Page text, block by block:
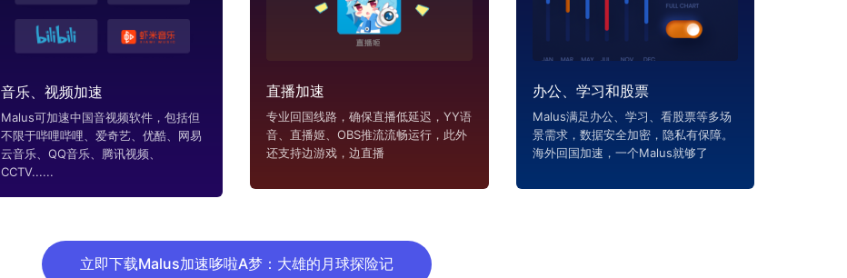
音乐、视频加速
Malus可加速中国音视频软件，包括但
不限于哔哩哔哩、爱奇艺、优酷、网易
云音乐、QQ音乐、腾讯视频、
CCTV......
直播加速
专业回国线路，确保直播低延迟，YY语
音、直播姬、OBS推流流畅运行，此外
还支持边游戏，边直播
办公、学习和股票
Malus满足办公、学习、看股票等多场
景需求，数据安全加密，隐私有保障。
海外回国加速，一个Malus就够了
立即下载Malus加速哆啦A梦：大雄的月球探险记